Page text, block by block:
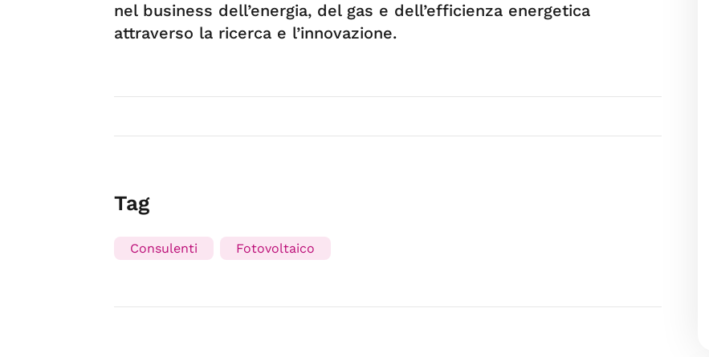
nel business dell’energia, del gas e dell’efficienza energetica
attraverso la ricerca e l’innovazione.
Tag
Consulenti Fotovoltaico